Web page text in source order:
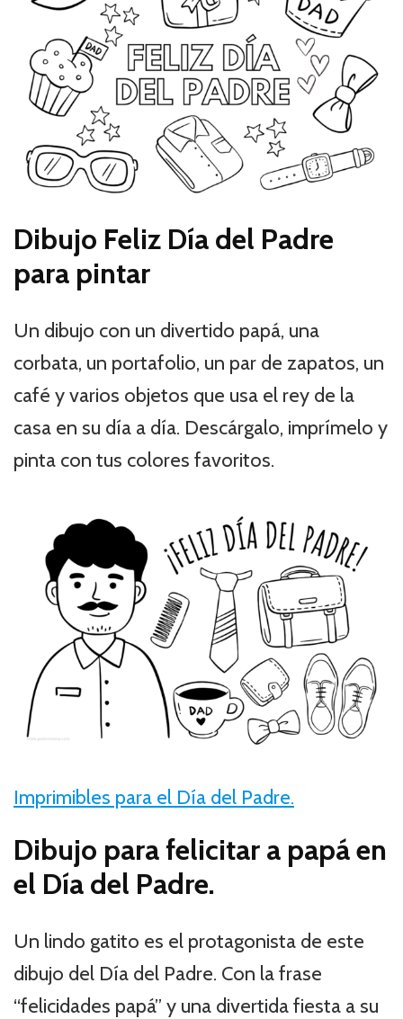
Dibujo Feliz Día del Padre
para pintar
Un dibujo con un divertido papá, una
corbata, un portafolio, un par de zapatos, un
café y varios objetos que usa el rey de la
casa en su día a día. Descárgalo, imprímelo y
pinta con tus colores favoritos.
Imprimibles para el Día del Padre.
Dibujo para felicitar a papá en
el Día del Padre.
Un lindo gatito es el protagonista de este
dibujo del Día del Padre. Con la frase
“felicidades papá” y una divertida fiesta a su